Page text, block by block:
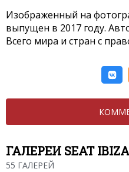
Изображенный на
выпущен в 2017 году.
Всего мира и стран с
ГАЛЕРЕИ SEAT IBIZA
55 ГАЛЕРЕЙ